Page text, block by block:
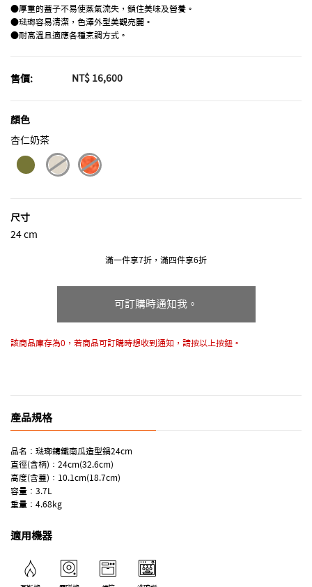
●厚重的蓋子不易使蒸氣流失，鎖住美味及營養。
●琺瑯容易清潔，色澤外型美觀亮麗。
●耐高溫且適應各種烹調方式。
售價: NT$ 16,600
顏色
杏仁奶茶
尺寸
24 cm
滿一件享7折，滿四件享6折
可訂購時通知我。
該商品庫存為0，若商品可訂購時想收到通知，請按以上按鈕。
產品規格
品名：琺瑯鑄鐵南瓜造型鍋24cm
直徑(含柄)：24cm(32.6cm)
高度(含蓋)：10.1cm(18.7cm)
容量：3.7L
重量：4.68kg
適用機器